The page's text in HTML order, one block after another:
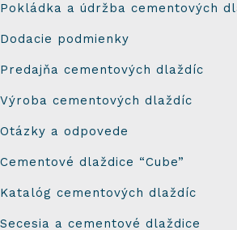
Pokládka a údržba cementových
Dodacie podmienky
Predajňa cementových dlaždíc
Výroba cementových dlaždíc
Otázky a odpovede
Cementové dlaždice “Cube”
Katalóg cementových dlaždíc
Secesia a cementové dlaždice